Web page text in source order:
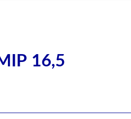
16,5